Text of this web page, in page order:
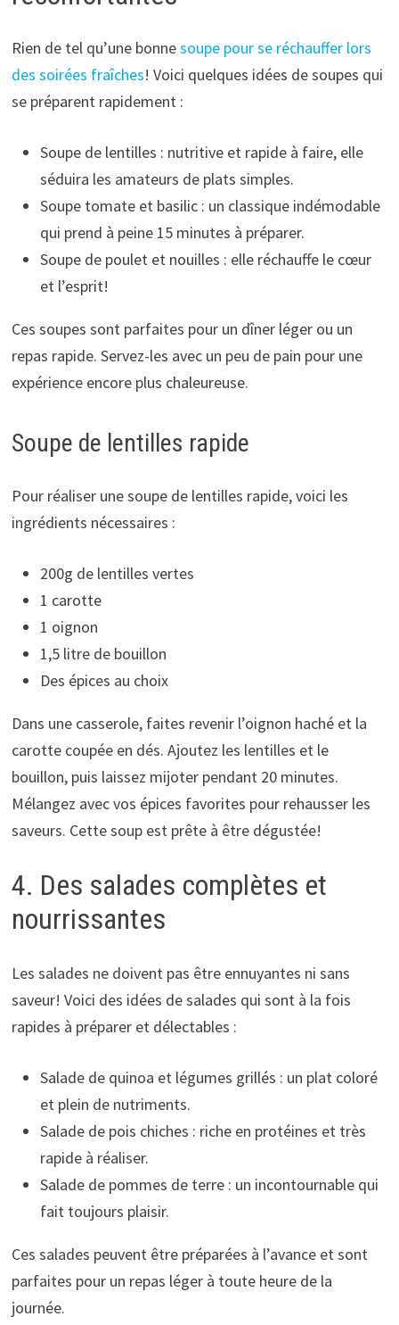
Rien de tel qu’une bonnesoupe pour se réchauffer lors
des soirées fraîches! Voici quelques idées de soupes qui
se préparent rapidement :
Soupe de lentilles : nutritive et rapide à faire, elle
séduira les amateurs de plats simples.
Soupe tomate et basilic : un classique indémodable
qui prend à peine 15 minutes à préparer.
Soupe de poulet et nouilles : elle réchauffe le cœur
et l’esprit!
Ces soupes sont parfaites pour un dîner léger ou un
repas rapide. Servez-les avec un peu de pain pour une
expérience encore plus chaleureuse.
Soupe de lentilles rapide
Pour réaliser une soupe de lentilles rapide, voici les
ingrédients nécessaires :
200g de lentilles vertes
1 carotte
1 oignon
1,5 litre de bouillon
Des épices au choix
Dans une casserole, faites revenir l’oignon haché et la
carotte coupée en dés. Ajoutez les lentilles et le
bouillon, puis laissez mijoter pendant 20 minutes.
Mélangez avec vos épices favorites pour rehausser les
saveurs. Cette soup est prête à être dégustée!
4. Des salades complètes et
nourrissantes
Les salades ne doivent pas être ennuyantes ni sans
saveur! Voici des idées de salades qui sont à la fois
rapides à préparer et délectables :
Salade de quinoa et légumes grillés : un plat coloré
et plein de nutriments.
Salade de pois chiches : riche en protéines et très
rapide à réaliser.
Salade de pommes de terre : un incontournable qui
fait toujours plaisir.
Ces salades peuvent être préparées à l’avance et sont
parfaites pour un repas léger à toute heure de la
journée.